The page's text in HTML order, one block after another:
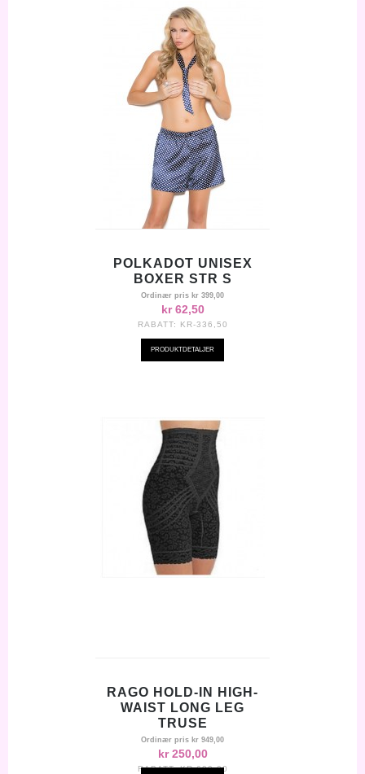
POLKADOT UNISEX
BOXER STR S
Ordinær pris kr 399,00
kr 62,50
RABATT: KR-336,50
PRODUKTDETALJER
RAGO HOLD-IN HIGH-
WAIST LONG LEG
TRUSE
Ordinær pris kr 949,00
kr 250,00
RABATT:KR-699,00